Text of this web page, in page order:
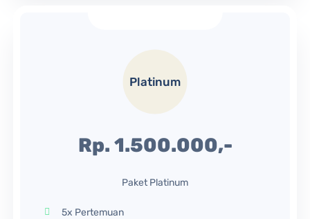
Platinum
Rp. 1.500.000,-
Paket Platinum
5x Pertemuan